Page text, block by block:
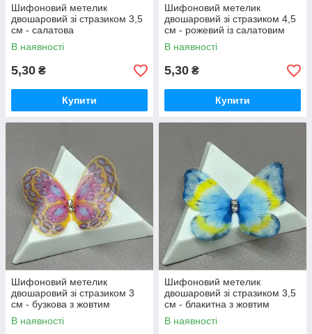
Шифоновий метелик
двошаровий зі стразиком 3,5
см - салатова
В наявності
5,30 ₴
Купити
Шифоновий метелик
двошаровий зі стразиком 4,5
см - рожевий із салатовим
В наявності
5,30 ₴
Купити
Шифоновий метелик
двошаровий зі стразиком 3
см - бузкова з жовтим
В наявності
Шифоновий метелик
двошаровий зі стразиком 3,5
см - блакитна з жовтим
В наявності